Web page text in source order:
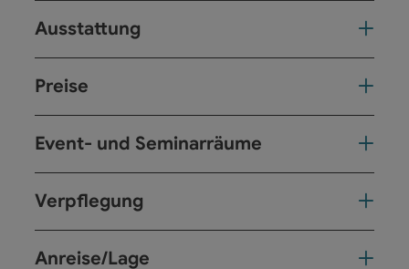
Ausstattung
Preise
Event- und Seminarräume
Verpflegung
Anreise/Lage